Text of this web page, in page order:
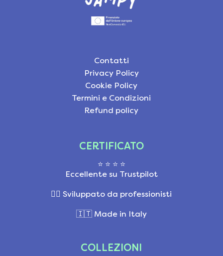
Contatti
Privacy Policy
Cookie Policy
Termini e Condizioni
Refund policy
CERTIFICATO
⭐ ⭐ ⭐ ⭐
Eccellente su Trustpilot
👩‍⚕️ Sviluppato da professionisti
🇮🇹 Made in Italy
COLLEZIONI